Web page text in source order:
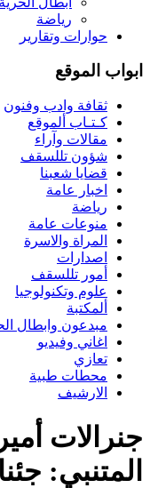
رياضة
حوارات وتقارير
ابواب الموقع
ثقافة وادب وفنون
كـتـاب ألموقع
مقالات وآراء
شؤون تللسقف
قضايا شعبنا
اخبار عامة
رياضة
منوعات عامة
المراة والاسرة
اصدارات
أمور تللسقف
علوم وتكنولوجيا
ألمكتبة
مبدعون وابطال
اغاني وفيديو
تعازي
محطات طبية
الارشيف
جنرالات
المتنبي: